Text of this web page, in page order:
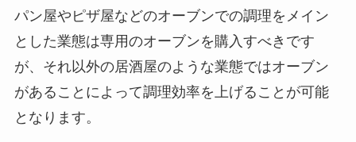
パン屋やピザ屋などのオーブンでの調理をメイン
とした業態は専用のオーブンを購入すべきです
が、それ以外の居酒屋のような業態ではオーブン
があることによって調理効率を上げることが可能
となります。